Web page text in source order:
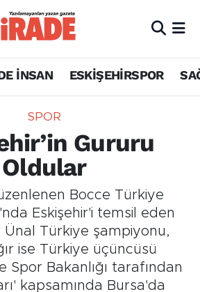
İNSAN ESKİŞEHİRSPOR
SPOR
Gururu
Oldular
Bocce Türkiye
Eskişehir'i temsil eden
Ünal Türkiye şampiyonu,
ise Türkiye üçüncüsü
Spor Bakanlığı tarafından
kapsamında Bursa'da